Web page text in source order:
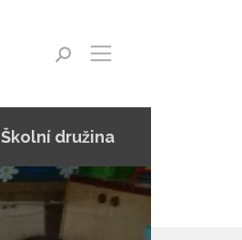
Školní družina